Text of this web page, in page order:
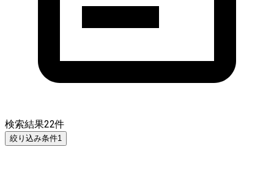
検索結果22件
絞り込み条件1